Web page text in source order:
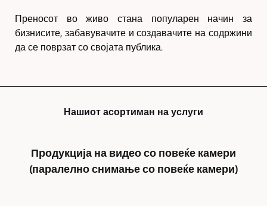
Преносот во живо стана популарен начин за
бизнисите, забавувачите и создавачите на содржини
да се поврзат со својата публика.
Нашиот асортиман на услуги
Продукција на видео со повеќе камери
(паралелно снимање со повеќе камери)